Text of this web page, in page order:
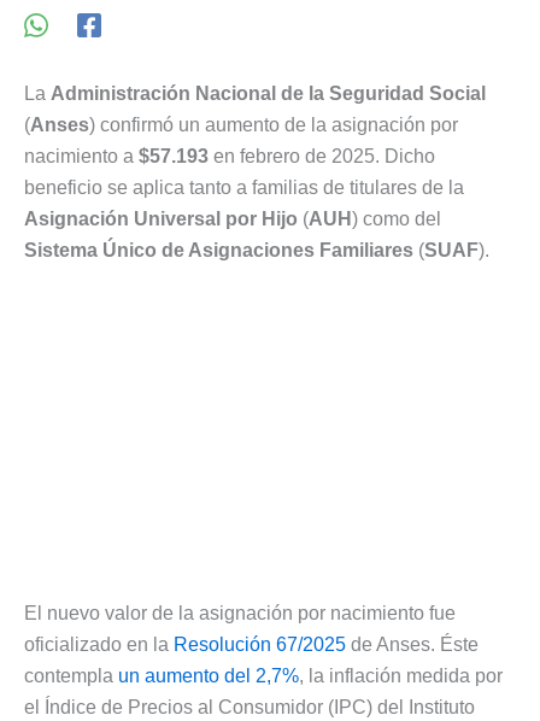
La Administración Nacional de la Seguridad Social
(Anses) confirmó un aumento de la asignación por
nacimiento a $57.193 en febrero de 2025. Dicho
beneficio se aplica tanto a familias de titulares de la
Asignación Universal por Hijo (AUH ) como del
Sistema Único de Asignaciones Familiares (SUAF).
El nuevo valor de la asignación por nacimiento fue
oficializado en la Resolución 67/2025 de Anses. Éste
contempla un aumento del 2,7%, la inflación medida por
el Índice de Precios al Consumidor (IPC) del Instituto